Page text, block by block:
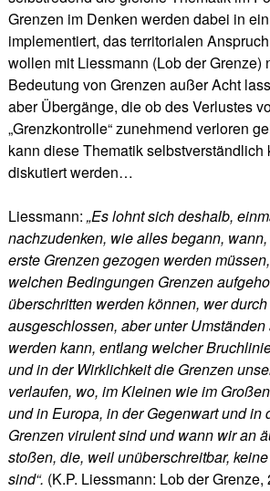
Grenzen im Denken werden dabei in
implementiert, das territorialen
wollen mit Liessmann (Lob der Grenze)
Bedeutung von Grenzen außer Acht
aber Übergänge, die ob des Verlustes
„Grenzkontrolle“ zunehmend verloren
kann diese Thematik selbstverständlich
diskutiert werden…
Liessmann: „Es lohnt sich deshalb,
nachzudenken, wie alles begann,
erste Grenzen gezogen werden
welchen Bedingungen Grenzen
überschritten werden können, wer
ausgeschlossen, aber unter
werden kann, entlang welcher
und in der Wirklichkeit die Grenzen
verlaufen, wo, im Kleinen wie im
und in Europa, in der Gegenwart und in
Grenzen virulent sind und wann wir an
stoßen, die, weil unüberschreitbar,
sind“. (K.P. Liessmann: Lob der Grenze,